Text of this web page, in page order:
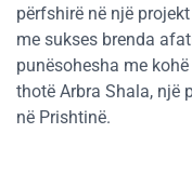
përfshirë në një
me sukses brenda
punësohesha me
thotë Arbra Shala, një
në Prishtinë.